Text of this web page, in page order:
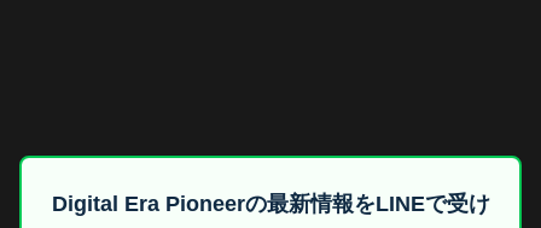
Digital Era Pioneerの最新情報をLINEで受け